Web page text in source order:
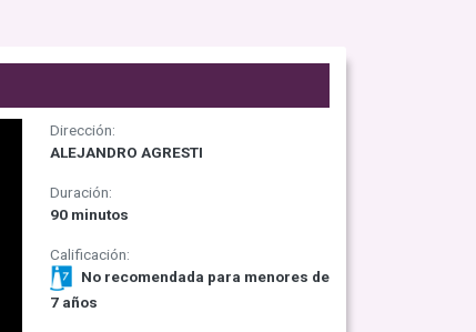
Dirección:
ALEJANDRO AGRESTI
Duración:
90 minutos
Calificación:
No recomendada para menores de
7 años